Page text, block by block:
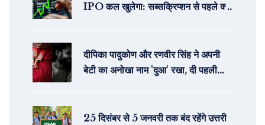
IPO कल खुलेगा: सब्सक्रिप्शन से पहले क्या
दीपिका पादुकोण और रणवीर सिंह ने अपनी
बेटी का अनोखा नाम 'दुआ' रखा, दी पहली
25 दिसंबर से 5 जनवरी तक बंद रहेंगे उत्तरी